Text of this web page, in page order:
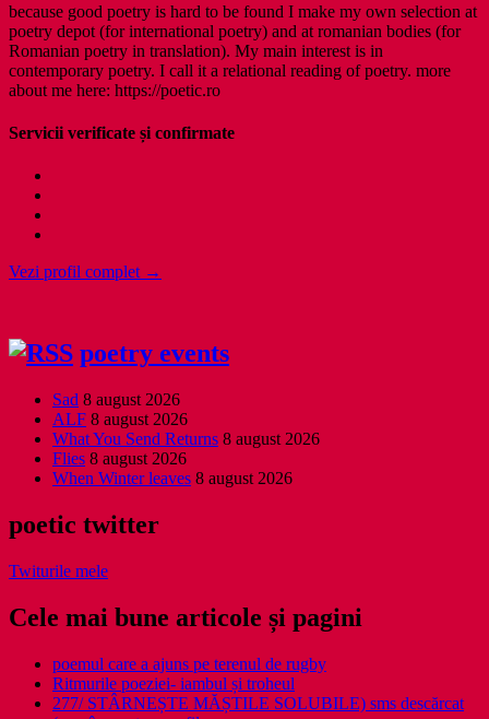
because good poetry is hard to be found I make my own selection at
poetry depot (for international poetry) and at romanian bodies (for
Romanian poetry in translation). My main interest is in
contemporary poetry. I call it a relational reading of poetry. more
about me here: https://poetic.ro
Servicii verificate și confirmate
Vezi profil complet →
poetry events
Sad 8 august 2026
ALF 8 august 2026
What You Send Returns 8 august 2026
Flies 8 august 2026
When Winter leaves 8 august 2026
poetic twitter
Twiturile mele
Cele mai bune articole și pagini
poemul care a ajuns pe terenul de rugby
Ritmurile poeziei- iambul și troheul
277/ STÂRNEȘTE MĂȘTILE SOLUBILE) sms descărcat